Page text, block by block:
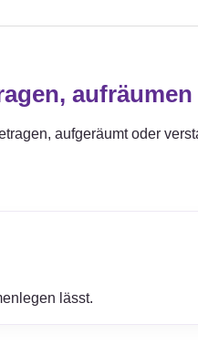
aufgeräumt oder
lässt.